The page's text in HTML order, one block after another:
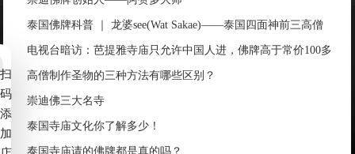
泰国佛牌科普 ｜ 龙婆see(Wat Sakae)——泰国四面神前三高僧
电视台暗访：芭提雅寺庙只允许中国人进，佛牌高于常价100多
倍！
高僧制作圣物的三种方法有哪些区别？
崇迪佛三大名寺
泰国寺庙文化你了解多少！
泰国寺庙请的佛牌都是真的吗？
扫
码
添
加